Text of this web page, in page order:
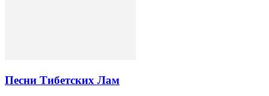
Песни Тибетских Лам